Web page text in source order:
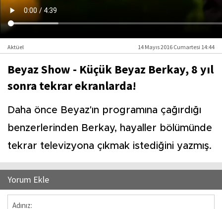
Aktüel 14 Mayıs 2016 Cumartesi 14:44
Beyaz Show - Küçük Beyaz Berkay, 8 yıl
sonra tekrar ekranlarda!
Daha önce Beyaz'ın programına çağırdığı
benzerlerinden Berkay, hayaller bölümünde
tekrar televizyona çıkmak istediğini yazmış.
Yorum Ekle